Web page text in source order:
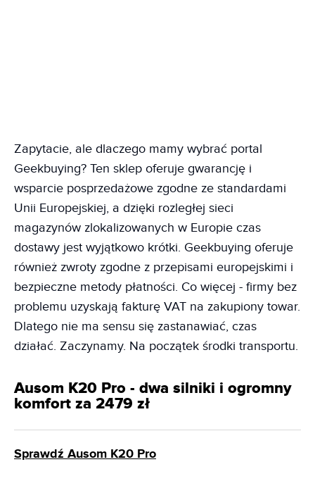
Zapytacie, ale dlaczego mamy wybrać portal
Geekbuying? Ten sklep oferuje gwarancję i
wsparcie posprzedażowe zgodne ze standardami
Unii Europejskiej, a dzięki rozległej sieci
magazynów zlokalizowanych w Europie czas
dostawy jest wyjątkowo krótki. Geekbuying oferuje
również zwroty zgodne z przepisami europejskimi i
bezpieczne metody płatności. Co więcej - firmy bez
problemu uzyskają fakturę VAT na zakupiony towar.
Dlatego nie ma sensu się zastanawiać, czas
działać. Zaczynamy. Na początek środki transportu.
Ausom K20 Pro - dwa silniki i ogromny
komfort za 2479 zł
Sprawdź Ausom K20 Pro